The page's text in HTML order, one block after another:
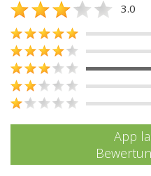
3.0
App